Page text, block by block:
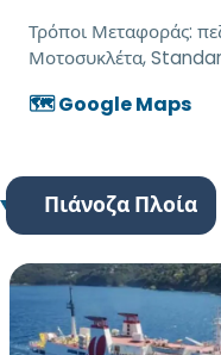
Τρόποι Μεταφοράς:
Μοτοσυκλέτα,
🗺️ Google Maps
Πιάνοζα Πλοία